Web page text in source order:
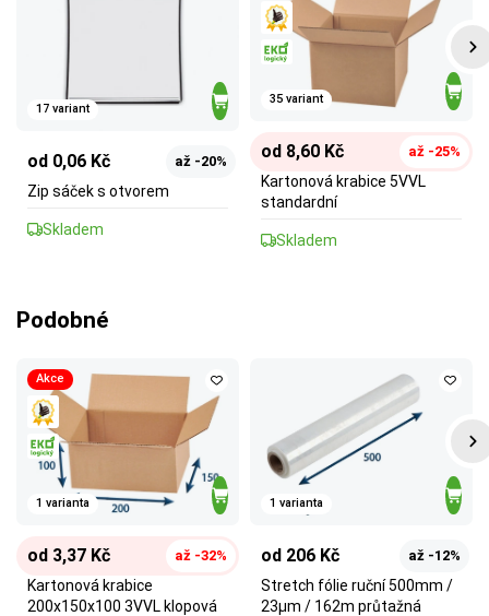
17 variant
od 0,06 Kč až -20%
Zip sáček s otvorem
Skladem
35 variant
od 8,60 Kč až -25%
Kartonová krabice 5VVL
standardní
Skladem
Podobné
Akce
1 varianta
od 3,37 Kč až -32%
Kartonová krabice
200x150x100 3VVL klopová
1 varianta
od 206 Kč až -12%
Stretch fólie ruční 500mm /
23µm / 162m průtažná